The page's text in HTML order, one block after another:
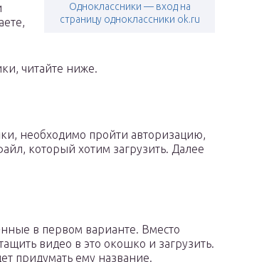
Одноклассники — вход на
страницу одноклассники ok.ru
читайте ниже.
необходимо пройти авторизацию,
который хотим загрузить. Далее
в первом варианте. Вместо
видео в это окошко и загрузить.
придумать ему название.